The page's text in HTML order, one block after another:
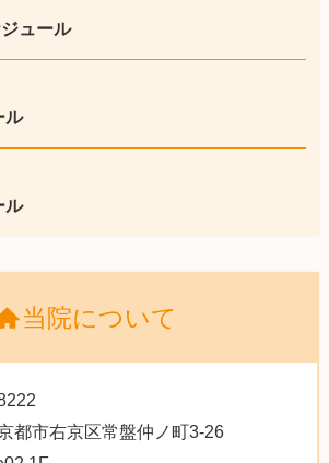
ュール
ル
ル
当院について
都市右京区常盤仲ノ町3-26